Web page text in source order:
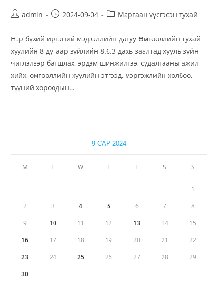
admin 2024-09-04 Маргаан үүсгэсэн тухай
Нэр бүхий иргэний мэдээллийн дагуу Өмгөөллийн тухай
хуулийн 8 дугаар зүйлийн 8.6.3 дахь заалтад хууль зүйн
чиглэлээр багшлах, эрдэм шинжилгээ, судалгааны ажил
хийх, өмгөөллийн хуулийн этгээд, мэргэжлийн холбоо,
түүний хороодын…
9 САР 2024
М Т W Т F S S
1
2 3 4 5 6 7 8
9 10 11 12 13 14 15
16 17 18 19 20 21 22
23 24 25 26 27 28 29
30